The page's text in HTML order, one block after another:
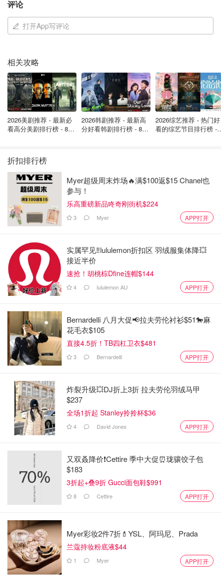
到了雪场，现实给了她当头一棒——领装备要看护照，性别
750欧的票用不了，只能当场花1100欧重买。原票主好心给
她退了750欧，没想到25欧姐竟然要求对方AA那1100欧的
新票，理由是"如果你当初给我改名，我就不用多花钱了"！
（原票主：？？？）
更绝的还在后头！25欧姐转头就去前台演苦情戏，添油加醋
说自己被黄牛骗了高价票（实际上人家原价转让的）。明明
UCPA规定不能退票，她硬是靠着"头疼拉肚子快死了"的演
技，成功退回了1100欧。
评论
打开App写评论
相关攻略
2026美剧推荐 - 最新必
看高分美剧排行榜 - 8月
2026韩剧推荐 - 最新高
分好看韩剧排行榜 - 8月
2026综艺推荐 - 热门好
看的综艺节目排行榜 -
折扣排行榜
Myer超级周末炸场🔥满$100返$15 Chanel也
参与！
乐高重磅新品咚奇刚街机$224
3 Myer APP打开
实属罕见‼️lululemon折扣区 羽绒服集体降💥
接近半价
速抢！胡桃棕Dfine连帽$144
4 lululemon AU APP打开
Bernardelli 八月大促📢拉夫劳伦衬衫$51🐎麻
花毛衣$105
直接4.5折！TB四杠卫衣$481
3 Bernardelli APP打开
炸裂升级💥DJ折上3折 拉夫劳伦羽绒马甲
$237
全场1折起 Stanley拎拎杯$36
4 David Jones APP打开
又双叒降价❗️Cettire 季中大促⏰珑骧饺子包
$183
3折起+叠9折 Gucci面包鞋$991
8 Cettire APP打开
Myer彩妆2件7折💄YSL、阿玛尼、Prada
兰蔻持妆粉底液$44
1 Myer APP打开